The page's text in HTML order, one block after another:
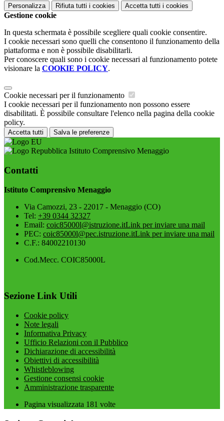
Personalizza Rifiuta tutti i cookies Accetta tutti i cookies
Gestione cookie
In questa schermata è possibile scegliere quali cookie consentire.
I cookie necessari sono quelli che consentono il funzionamento della
piattaforma e non è possibile disabilitarli.
Per conoscere quali sono i cookie necessari al funzionamento potete
visionare la COOKIE POLICY.
Cookie necessari per il funzionamento
I cookie necessari per il funzionamento non possono essere
disabilitati. È possibile consultare l'elenco nella pagina della cookie
policy.
Accetta tutti Salva le preferenze
Istituto Comprensivo Menaggio
Contatti
Istituto Comprensivo Menaggio
Via Camozzi, 23 - 22017 - Menaggio (CO)
Tel: +39 0344 32327
Email: coic85000l@istruzione.itLink per inviare una mail
PEC: coic85000l@pec.istruzione.itLink per inviare una mail
C.F.: 84002210130
Cod.Mecc. COIC85000L
Sezione Link Utili
Cookie policy
Note legali
Informativa Privacy
Ufficio Relazioni con il Pubblico
Dichiarazione di accessibilità
Obiettivi di accessibilità
Whistleblowing
Gestione consensi cookie
Amministrazione trasparente
Pagina visualizzata 181 volte